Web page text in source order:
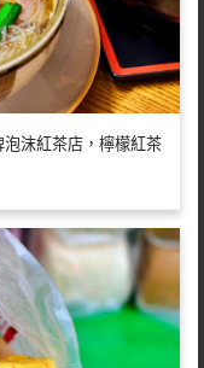
沫紅茶店，檸檬紅茶